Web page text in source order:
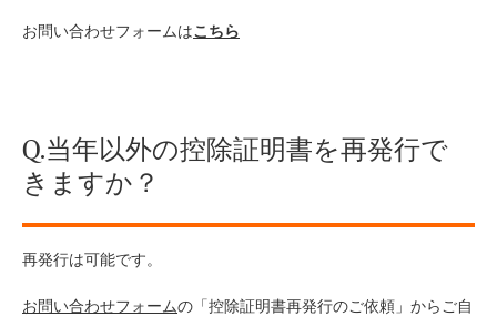
お問い合わせフォームはこちら
Q.当年以外の控除証明書を再発行で
きますか？
再発行は可能です。
お問い合わせフォームの「控除証明書再発行のご依頼」からご自